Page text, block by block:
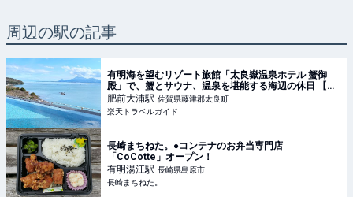
周辺の駅の記事
有明海を望むリゾート旅館「太良嶽温泉ホテル 蟹御
殿」で、蟹とサウナ、温泉を堪能する海辺の休日 【楽
天トラベル】
肥前大浦駅 佐賀県藤津郡太良町
楽天トラベルガイド
長崎まちねた。●コンテナのお弁当専門店
「CoCotte」オープン！
有明湯江駅 長崎県島原市
長崎まちねた。